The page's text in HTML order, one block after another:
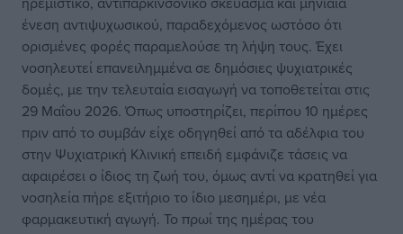
ένεση αντιψυχωσικού, παραδεχόμενος ωστόσο ότι
ορισμένες φορές παραμελούσε τη λήψη τους. Έχει
νοσηλευτεί επανειλημμένα σε δημόσιες ψυχιατρικές
δομές, με την τελευταία εισαγωγή να τοποθετείται στις
29 Μαΐου 2026. Όπως υποστηρίζει, περίπου 10 ημέρες
πριν από το συμβάν είχε οδηγηθεί από τα αδέλφια του
στην Ψυχιατρική Κλινική επειδή εμφάνιζε τάσεις να
αφαιρέσει ο ίδιος τη ζωή του, όμως αντί να κρατηθεί για
νοσηλεία πήρε εξιτήριο το ίδιο μεσημέρι, με νέα
φαρμακευτική αγωγή. Το πρωί της ημέρας του